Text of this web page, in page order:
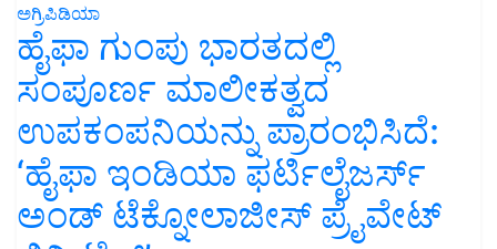
ಅಗ್ರಿಪಿಡಿಯಾ
ಹೈಫಾ ಗುಂಪು ಭಾರತದಲ್ಲಿ
ಸಂಪೂರ್ಣ ಮಾಲೀಕತ್ವದ
ಉಪಕಂಪನಿಯನ್ನು ಪ್ರಾರಂಭಿಸಿದೆ:
‘ಹೈಫಾ ಇಂಡಿಯಾ ಫರ್ಟಿಲೈಜರ್ಸ್
ಅಂಡ್ ಟೆಕ್ನೋಲಾಜೀಸ್ ಪ್ರೈವೇಟ್